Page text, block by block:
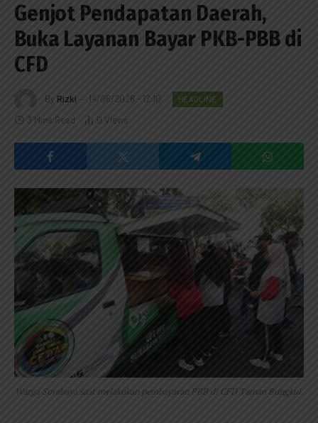
Genjot Pendapatan Daerah,
Buka Layanan Bayar PKB-PBB di
CFD
By Rizki 14/06/2026 - 12:10 HEADLINE
3 Mins Read 0 Views
Warga Surabaya saat melakukan pembayaran PBB di CFD Taman Bungkul.